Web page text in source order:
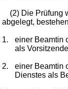
(2) Die Prüfung
abgelegt,
1.
einer Beamtin
als
2.
einer Beamtin
Dienstes als